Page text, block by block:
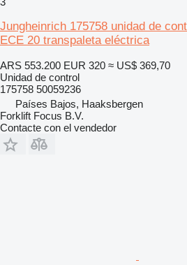
Jungheinrich 175758 unidad de
ECE 20 transpaleta eléctrica
ARS 553.200 EUR 320 ≈ US$ 369,70
Unidad de control
175758 50059236
Países Bajos, Haaksbergen
Forklift Focus B.V.
Contacte con el vendedor